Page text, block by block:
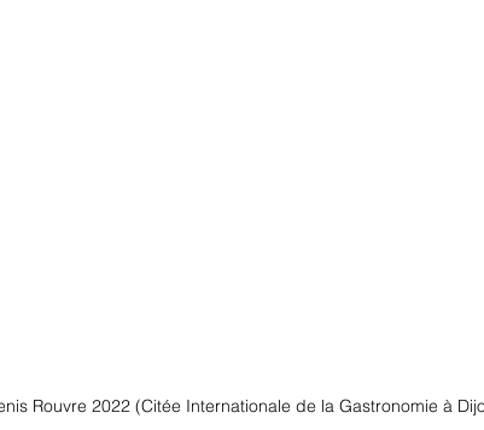
Rouvre 2022 (Citée Internationale de la Gastronomie à